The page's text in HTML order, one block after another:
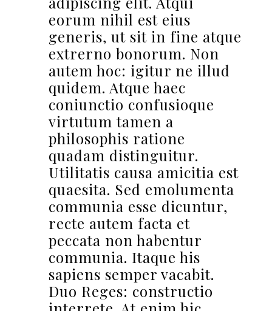
eorum nihil est eius
generis, ut sit in fine atque
extrerno bonorum. Non
autem hoc: igitur ne illud
quidem. Atque haec
coniunctio confusioque
virtutum tamen a
philosophis ratione
quadam distinguitur.
Utilitatis causa amicitia est
quaesita. Sed emolumenta
communia esse dicuntur,
recte autem facta et
peccata non habentur
communia. Itaque his
sapiens semper vacabit.
Duo Reges: constructio